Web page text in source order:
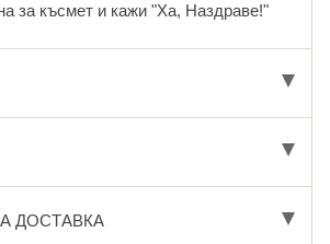
за късмет и кажи "Ха, Наздраве!"
ДОСТАВКА